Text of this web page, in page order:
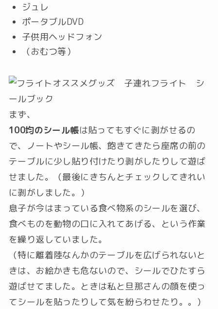
ジュレ
ポータブルDVD
子供用ヘッドフォン
（おむつ等）
まず、
100均のシール帳は貼ってもすぐに剥がせるの
で、ノートやシール帳、飽きてきたら座席の前の
テーブルに少し貼り付けたり剥がしたりして遊ば
せました。（最後にきちんとチェックしてきれい
に剥がしました。）
息子が今はまっている食べ物系のシールを選び、
食べものを動物の口に入れてあげる、という作業
を繰り返していました。
（特に離着陸なんかのテーブルを広げられないと
きは、お絵かきも危ないので、シールでひたすら
遊ばせてました。ときは私と旦那さんの顔を使っ
てシールを貼ったりして気を紛らわせたり。。）